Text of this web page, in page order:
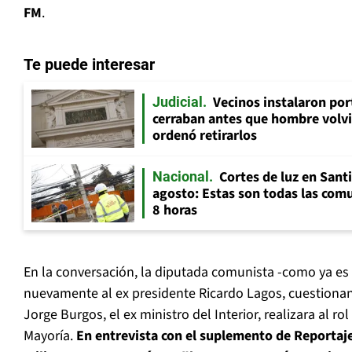
FM.
Te puede interesar
Judicial
Vecinos instalaron
cerraban antes que hombre
ordenó retirarlos
Nacional
Cortes de luz en
agosto: Estas son todas las
8 horas
En la conversación, la diputada comunista -como ya
nuevamente al ex presidente Ricardo Lagos,
Jorge Burgos, el ex ministro del Interior, realizara al
Mayoría. En entrevista con el suplemento de